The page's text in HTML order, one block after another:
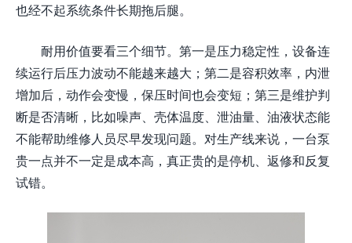
也经不起系统条件长期拖后腿。
耐用价值要看三个细节。第一是压力稳定性，设备连
续运行后压力波动不能越来越大；第二是容积效率，内泄
增加后，动作会变慢，保压时间也会变短；第三是维护判
断是否清晰，比如噪声、壳体温度、泄油量、油液状态能
不能帮助维修人员尽早发现问题。对生产线来说，一台泵
贵一点并不一定是成本高，真正贵的是停机、返修和反复
试错。